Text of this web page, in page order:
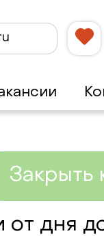
дня